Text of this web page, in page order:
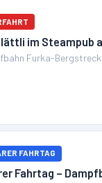
im Steampub
Furka-
FAHRTAG
Fahrtag –